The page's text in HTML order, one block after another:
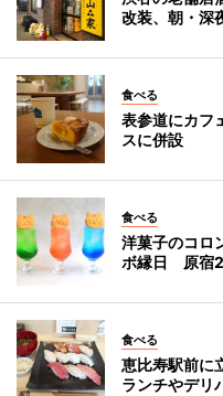
改装、朝・深
食べる
表参道にカ
スに併設
食べる
洋菓子のコロ
ボ縁日 原宿
食べる
恵比寿駅前に
ランチやデリ